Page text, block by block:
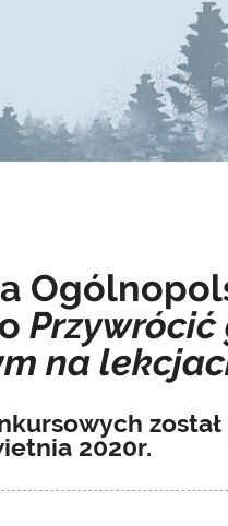
Przywrócić
na
2020r.